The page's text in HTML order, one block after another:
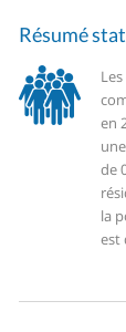
Résumé
en
de
la
est